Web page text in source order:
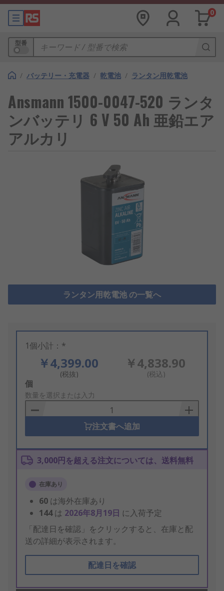
0
型番
/ バッテリー・充電器 / 乾電池 / ランタン用乾電池
Ansmann 1500-0047-520 ランタ
ンバッテリ 6 V 50 Ah 亜鉛エア
アルカリ
ランタン用乾電池 の一覧へ
1個小計：*
￥4,399.00
(税抜)
￥4,838.90
(税込)
Add
to
Basket
個
数量を選択または入力
注文書へ追加
3,000円を超える注文については、送料無料
在庫あり
60 は海外在庫あり
144は 2026年8月19日 に入荷予定
「配達日を確認」をクリックすると、在庫と配
送の詳細が表示されます。
配達日を確認